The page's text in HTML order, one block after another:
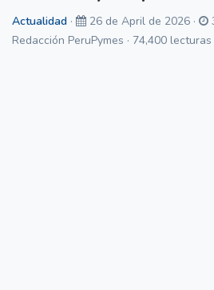
Actualidad · 26 de April de 2026 ·
Redacción PeruPymes · 74,400 lecturas